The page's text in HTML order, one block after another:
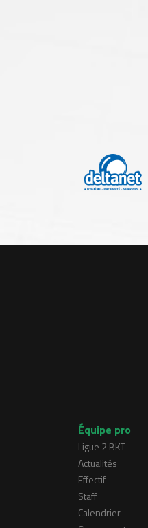
Équipe pro
Ligue 2 BKT
Actualités
Effectif
Staff
Calendrier